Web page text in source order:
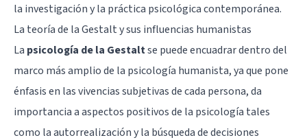
la investigación y la práctica psicológica contemporánea.
La teoría de la Gestalt y sus influencias humanistas
La psicología de la Gestaltse puede encuadrar dentro del
marco más amplio de la psicología humanista, ya que pone
énfasis en las vivencias subjetivas de cada persona, da
importancia a aspectos positivos de la psicología tales
como la autorrealización y la búsqueda de decisiones